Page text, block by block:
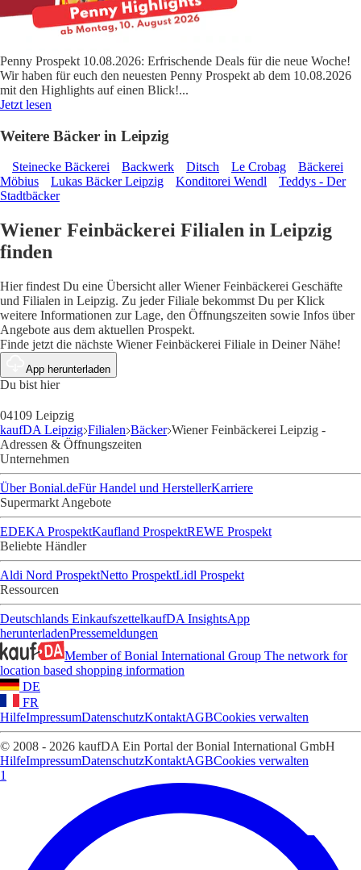
Penny Prospekt 10.08.2026: Erfrischende Deals für die neue Woche!
Wir haben für euch den neuesten Penny Prospekt ab dem 10.08.2026
mit den Highlights auf einen Blick!...
Jetzt lesen
Weitere Bäcker in Leipzig
Steinecke Bäckerei Backwerk Ditsch Le Crobag
Bäckerei
Möbius
Lukas Bäcker Leipzig Konditorei Wendl
Teddys - Der
Stadtbäcker
Wiener Feinbäckerei Filialen in Leipzig
finden
Hier findest Du eine Übersicht aller Wiener Feinbäckerei Geschäfte
und Filialen in Leipzig. Zu jeder Filiale bekommst Du per Klick
weitere Informationen zur Lage, den Öffnungszeiten sowie Infos über
Angebote aus dem aktuellen Prospekt.
Finde jetzt die nächste Wiener Feinbäckerei Filiale in Deiner Nähe!
App herunterladen
Du bist hier
04109 Leipzig
kaufDA Leipzig Filialen Bäcker Wiener Feinbäckerei Leipzig -
Adressen & Öffnungszeiten
Unternehmen
Über Bonial.deFür Handel und HerstellerKarriere
Supermarkt Angebote
EDEKA ProspektKaufland ProspektREWE Prospekt
Beliebte Händler
Aldi Nord ProspektNetto ProspektLidl Prospekt
Ressourcen
Deutschlands EinkaufszettelkaufDA InsightsApp
herunterladenPressemeldungen
Member of Bonial International Group The network for
location based shopping information
DE
FR
HilfeImpressumDatenschutzKontaktAGBCookies verwalten
© 2008 - 2026 kaufDA Ein Portal der Bonial International GmbH
HilfeImpressumDatenschutzKontaktAGBCookies verwalten
1